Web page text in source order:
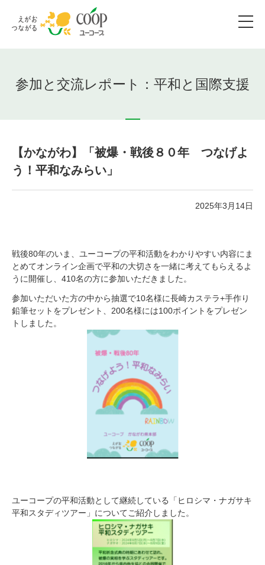
参加と交流レポート：平和と国際支援
【かながわ】「被爆・戦後８０年 つなげよ
う！平和なみらい」
2025年3月14日
戦後80年のいま、ユーコープの平和活動をわかりやすい内容にま
とめてオンライン企画で平和の大切さを一緒に考えてもらえるよ
うに開催し、410名の方に参加いただきました。
参加いただいた方の中から抽選で10名様に長崎カステラ+手作り
鉛筆セットをプレゼント、200名様には100ポイントをプレゼン
トしました。
ユーコープの平和活動として継続している「ヒロシマ・ナガサキ
平和スタディツアー」についてご紹介しました。